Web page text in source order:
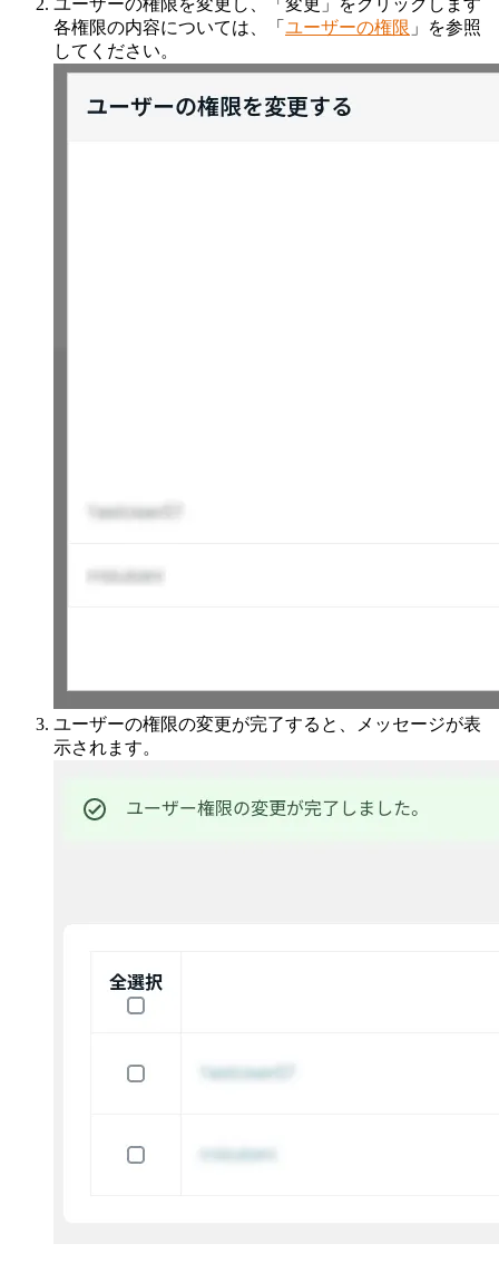
各権限の内容については、「 ユーザーの権限 」を参照
してください。
ユーザーの権限の変更が完了すると、メッセージが表
示されます。